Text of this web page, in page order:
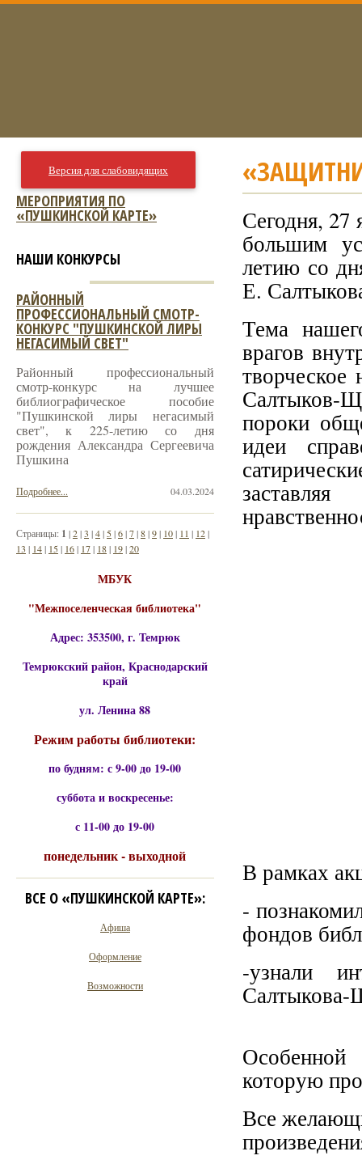
Сегодня, 27
большим
летию со
Е.
Тема
врагов
творческое
Салтыков-
пороки
идеи
В рамках
-
фондов
-узнали
которую
Все
Версия для слабовидящих
МЕРОПРИЯТИЯ ПО
«ПУШКИНСКОЙ КАРТЕ»
НАШИ КОНКУРСЫ
РАЙОННЫЙ
ПРОФЕССИОНАЛЬНЫЙ СМОТР-
КОНКУРС "ПУШКИНСКОЙ ЛИРЫ
НЕГАСИМЫЙ СВЕТ"
Районный профессиональный
смотр-конкурс на лучшее
библиографическое пособие
"Пушкинской лиры негасимый
свет", к 225-летию со дня
рождения Александра Сергеевича
Пушкина
04.03.2024
Подробнее...
Страницы: 1 |2|3 |4| 5|6|7|8|9| 10| 11 | 12|
13 | 14| 15| 16| 17| 18| 19|20
МБУК
"Межпоселенческая библиотека"
Адрес: 353500, г. Темрюк
Темрюкский район, Краснодарский
край
ул. Ленина 88
Режим работы библиотеки:
по будням: с 9-00 до 19-00
суббота и воскресенье:
с 11-00 до 19-00
понедельник - выходной
ВСЕ О «ПУШКИНСКОЙ КАРТЕ»:
Афиша
Оформление
Возможности